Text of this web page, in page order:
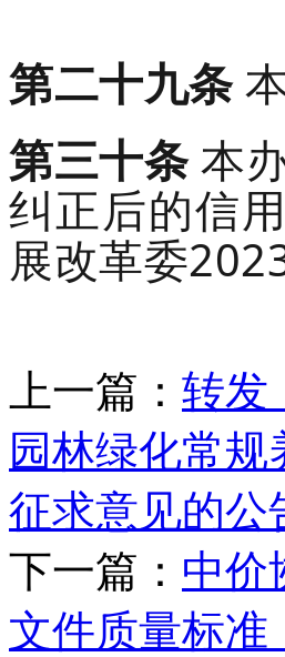
第二十九条
第三十条本
纠正后的信
展改革委
上一篇： 转发
园林绿化常
征求意见的公
下一篇： 中价
文件质量标准